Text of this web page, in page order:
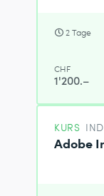
2 Tage
CHF
1'200.–
KURS
Adobe